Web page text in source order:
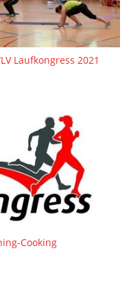
Laufkongress 2021
Cooking